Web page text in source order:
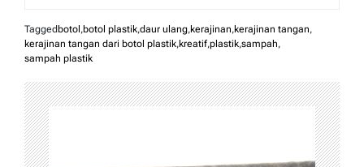
Taggedbotol,botol plastik,daur ulang,kerajinan,kerajinan tangan,
kerajinan tangan dari botol plastik,kreatif,plastik,sampah,
sampah plastik